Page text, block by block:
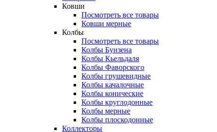
Ковши
Посмотреть все товары
Ковши мерные
Колбы
Посмотреть все товары
Колбы Бунзена
Колбы Кьельдаля
Колбы Фаворского
Колбы грушевидные
Колбы качалочные
Колбы конические
Колбы круглодонные
Колбы мерные
Колбы плоскодонные
Коллекторы